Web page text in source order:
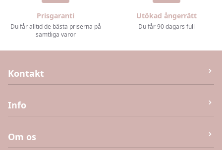
Prisgaranti
Du får alltid de bästa priserna på
samtliga varor
Utökad ångerrätt
Du får 90 dagars full
Kontakt
Humlebæk Strandvej 40 (Ej returvara – se köpvillkor),
E-post:
Info
Om os